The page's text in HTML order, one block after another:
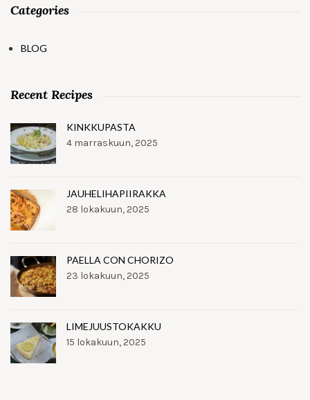
Categories
BLOG
Recent Recipes
KINKKUPASTA
4 marraskuun, 2025
JAUHELIHAPIIRAKKA
28 lokakuun, 2025
PAELLA CON CHORIZO
23 lokakuun, 2025
LIMEJUUSTOKAKKU
15 lokakuun, 2025